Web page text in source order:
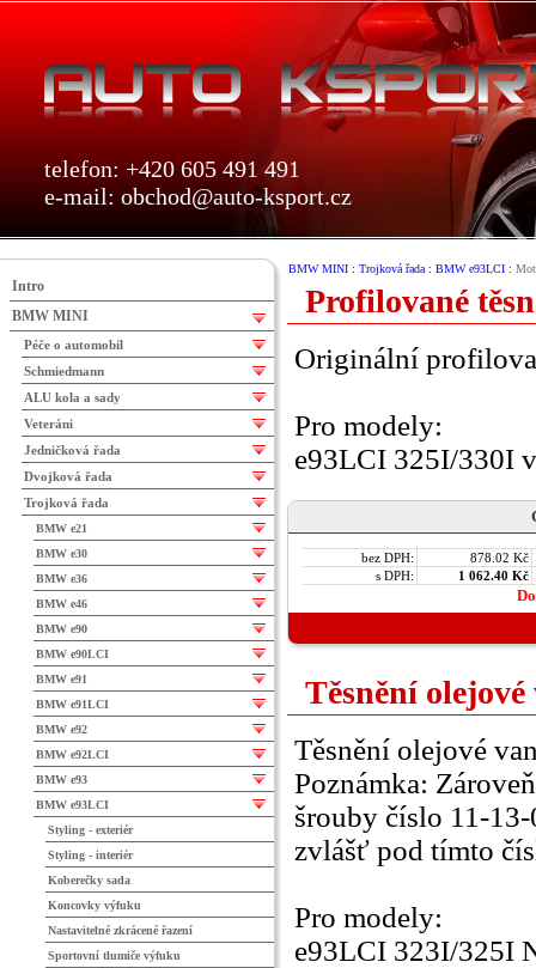
telefon: +420 605 491 491
e-mail: obchod@auto-ksport.cz
BMW MINI : Trojková řada : BMW e93LCI :
Profilované
Originální
Pro modely:
e93LCI 325I/330I
bez DPH:
878.02 Kč
s DPH:
1 062.40 Kč
Těsnění olejové
Těsnění olejové
Poznámka:
šrouby číslo 11-
zvlášť pod tímto
Pro modely:
e93LCI 323I/325I
Intro
BMW MINI
Péče o automobil
Schmiedmann
ALU kola a sady
Veteráni
Jedničková řada
Dvojková řada
Trojková řada
BMW e21
BMW e30
BMW e36
BMW e46
BMW e90
BMW e90LCI
BMW e91
BMW e91LCI
BMW e92
BMW e92LCI
BMW e93
BMW e93LCI
Styling - exteriér
Styling - interiér
Koberečky sada
Koncovky výfuku
Nastavitelné zkrácené řazení
Sportovní tlumiče výfuku